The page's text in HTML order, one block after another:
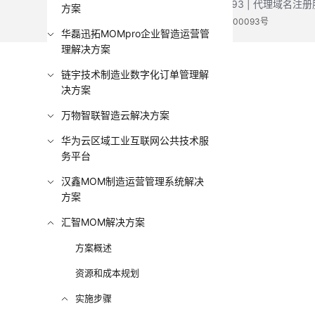
方案
华磊迅拓MOMpro企业智造运营管
理解决方案
链宇技术制造业数字化订单管理解
决方案
万物智联智造云解决方案
华为云区域工业互联网公共技术服
务平台
汉鑫MOM制造运营管理系统解决
方案
汇智MOM解决方案
方案概述
资源和成本规划
实施步骤
增值电信业务经营许可证：B1.B2-20200593 | 代理域名注
贵公网安备 52990002000093号